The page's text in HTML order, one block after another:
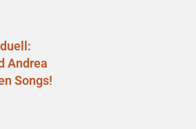
Andrea
Songs!